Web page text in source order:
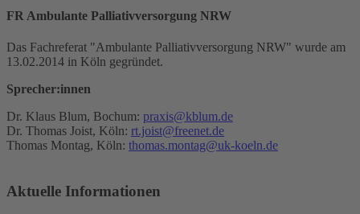
FR Ambulante Palliativversorgung NRW
Das Fachreferat "Ambulante Palliativversorgung NRW" wurde am
13.02.2014 in Köln gegründet.
Sprecher:innen
Dr. Klaus Blum, Bochum: praxis@kblum.de
Dr. Thomas Joist, Köln: rt.joist@freenet.de
Thomas Montag, Köln: thomas.montag@uk-koeln.de
Aktuelle Informationen